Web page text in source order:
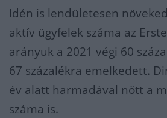
Idén is lendületesen
aktív ügyfelek száma az
arányuk a 2021 végi 60
67 százalékra emelkedett.
év alatt harmadával nőtt a
száma is.